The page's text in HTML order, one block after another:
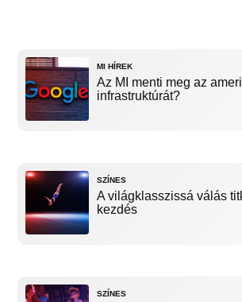
MI HÍREK
Az MI menti meg az
infrastruktúrát?
SZÍNES
A világklasszissá válás
kezdés
SZÍNES